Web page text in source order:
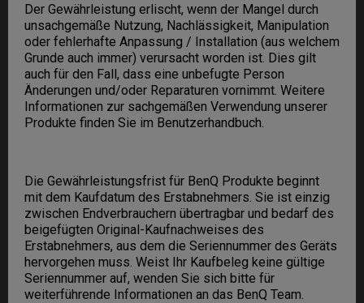
Der Gewährleistung erlischt, wenn der Mangel durch
unsachgemäße Nutzung, Nachlässigkeit, Manipulation
oder fehlerhafte Anpassung / Installation (aus welchem
Grunde auch immer) verursacht worden ist. Dies gilt
auch für den Fall, dass eine unbefugte Person
Änderungen und/oder Reparaturen vornimmt. Weitere
Informationen zur sachgemäßen Verwendung unserer
Produkte finden Sie im Benutzerhandbuch.
Die Gewährleistungsfrist für BenQ Produkte beginnt
mit dem Kaufdatum des Erstabnehmers. Sie ist einzig
zwischen Endverbrauchern übertragbar und bedarf des
beigefügten Original-Kaufnachweises des
Erstabnehmers, aus dem die Seriennummer des Geräts
hervorgehen muss. Weist Ihr Kaufbeleg keine gültige
Seriennummer auf, wenden Sie sich bitte für
weiterführende Informationen an das BenQ Team.